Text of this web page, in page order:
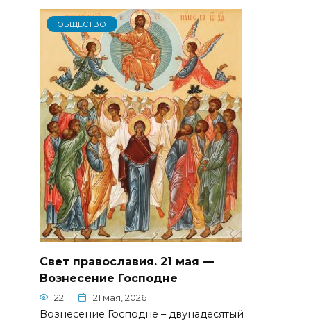
ОБЩЕСТВО
Свет православия. 21 мая —
Вознесение Господне
22 21 мая, 2026
Вознесение Господне – двунадесятый